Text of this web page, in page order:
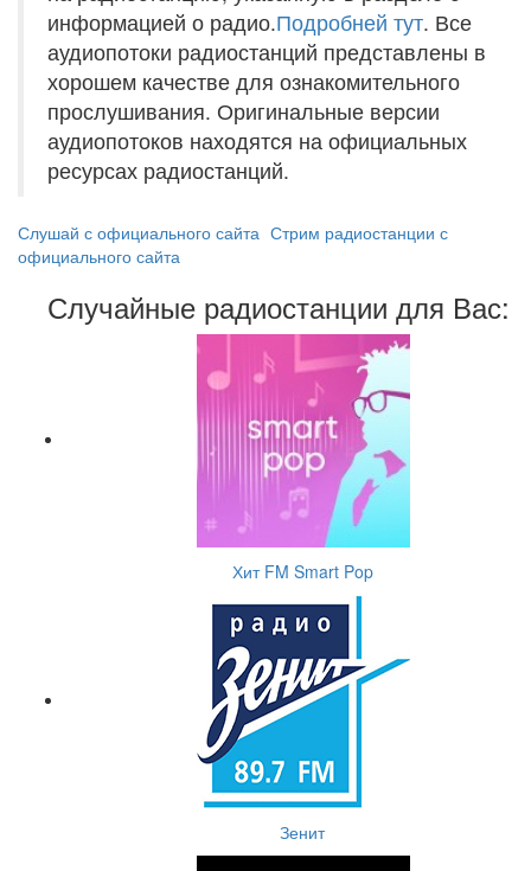
информацией о радио.Подробней тут. Все
аудиопотоки радиостанций представлены в
хорошем качестве для ознакомительного
прослушивания. Оригинальные версии
аудиопотоков находятся на официальных
ресурсах радиостанций.
Слушай с официального сайта Стрим радиостанции с
официального сайта
Случайные радиостанции для Вас:
Хит FM Smart Pop
Зенит